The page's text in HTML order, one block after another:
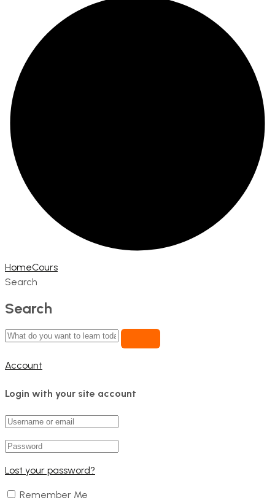
HomeCours
Search
Search
Account
Login with your site account
Lost your password?
Remember Me